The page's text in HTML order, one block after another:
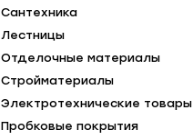
Сантехника
Лестницы
Отделочные материалы
Стройматериалы
Электротехнические товары
Пробковые покрытия